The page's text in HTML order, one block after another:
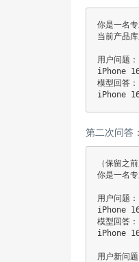
你是一名
当前产品
用户问题：
iPhone
模型回答：
iPhone 16
第二次问答：
（保留之
你是一名
用户问题：
iPhone
模型回答：
iPhone
用户新问题